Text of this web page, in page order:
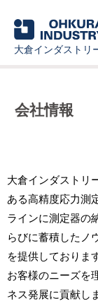
会社情報
大倉インダストリ
ある高精度応力測
ラインに測定器の
らびに蓄積したノ
を提供しておりま
お客様のニーズを
ネス発展に貢献し